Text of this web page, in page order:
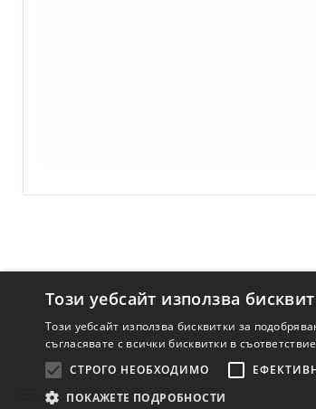
Условия Поверителност Контакт
Този уебсайт използва
Този уебсайт използва бисквитки за
съгласявате с всички бисквитки в
СТРОГО НЕОБХОДИМО
ПОКАЖЕТЕ ПОДРОБНОСТИ